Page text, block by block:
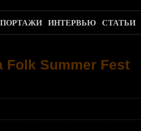
ИНТЕРВЬЮ СТАТЬИ
Folk Summer Fest